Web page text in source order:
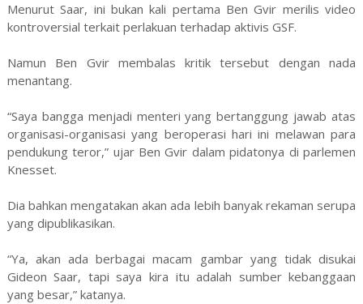
Menurut Saar, ini bukan kali pertama Ben Gvir merilis video
kontroversial terkait perlakuan terhadap aktivis GSF.
Namun Ben Gvir membalas kritik tersebut dengan nada
menantang.
“Saya bangga menjadi menteri yang bertanggung jawab atas
organisasi-organisasi yang beroperasi hari ini melawan para
pendukung teror,” ujar Ben Gvir dalam pidatonya di parlemen
Knesset.
Dia bahkan mengatakan akan ada lebih banyak rekaman serupa
yang dipublikasikan.
“Ya, akan ada berbagai macam gambar yang tidak disukai
Gideon Saar, tapi saya kira itu adalah sumber kebanggaan
yang besar,” katanya.